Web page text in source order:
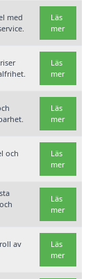
med
Läs
mer
Läs
mer
Läs
mer
och
Läs
mer
Läs
mer
av
Läs
mer